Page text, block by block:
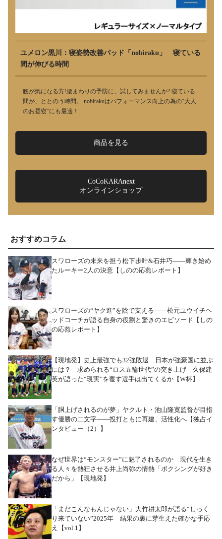
ユメロン黒川：寝姿勢改善パッド「nobiraku」 寝ている
間が伸びる時間
腰が気になる方!腰まわりの予防に、試してみませんか? 寝ている
間が、ととのう時間。 nobirakuはパフォーマンス向上の為の“大人
のお昼寝”にも最適！
商品を見る
CoCoKARAnext
オンラインショップ
おすすめコラム
スワローズの未来を担う松下歩叶&石井巧――輝き始め
たルーキー2人の決意【しのの応燕レポート】
スワローズの“ヤク進”を陰で支える――松元ユウイチヘ
ッドコーチが語る自身の役割と驚きのエピソード【しの
の応燕レポート】
【現地発】史上最強でも32強敗退…日本が強豪国に並ぶ
には？ 求められる“ロス五輪世代”の突き上げ 久保建
英が語った“現実”を覆す選手は出てくるか【W杯】
「胴上げされるのが夢」ヤクルト・池山隆寛監督が目指
す優勝の二文字――投打ともに再建、活性化へ【独占イ
ンタビュー（2）】
なぜ世界は“モンスター”に魅了されるのか 現代を生き
る人々を熱狂させる井上尚弥の情熱「ボクシングが好き
だから」【現地発】
「まだこんなもんじゃない」大竹耕太郎が語る“しっく
り来ていない”2025年 結果の裏に芽生えた確かな手応
え【vol.1】